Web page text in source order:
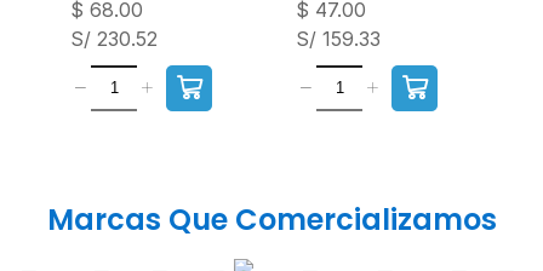
$ 68.00
S/ 230.52
$ 47.00
S/ 159.33
Marcas Que Comercializamos